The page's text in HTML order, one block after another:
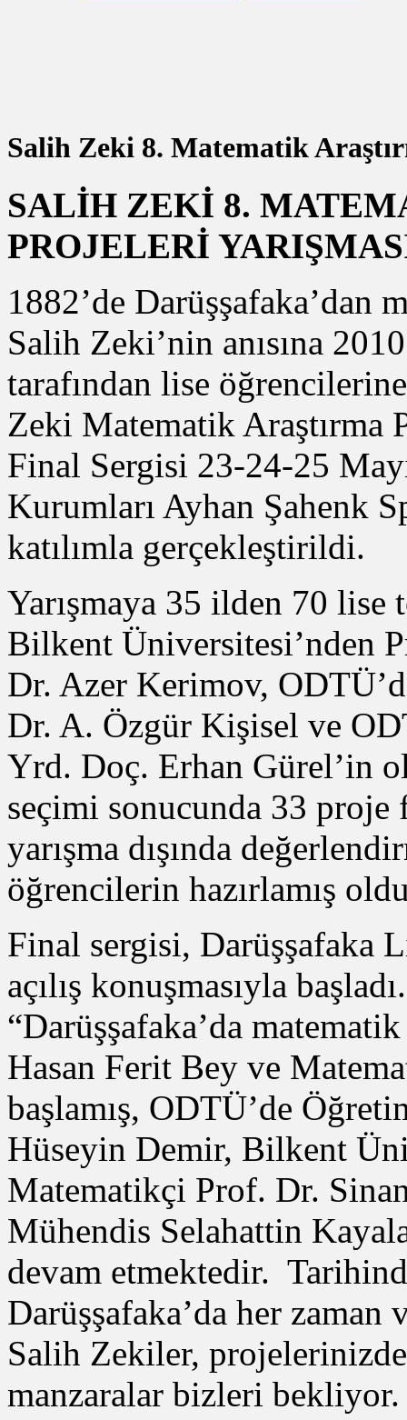
Salih Zeki 8. Matematik
SALİH ZEKİ 8.
PROJELERİ
1882’de Darüşşafaka’dan
Salih Zeki’nin anısına
tarafından lise
Zeki Matematik Araştırma
Final Sergisi 23-24-25
Kurumları Ayhan Şahenk
katılımla gerçekleştirildi.
Yarışmaya 35 ilden 70
Bilkent Üniversitesi’nden
Dr. Azer Kerimov,
Dr. A. Özgür Kişisel ve
Yrd. Doç. Erhan Gürel’in
seçimi sonucunda 33 proje
yarışma dışında
öğrencilerin hazırlamış
Final sergisi, Darüşşafaka
açılış konuşmasıyla
“Darüşşafaka’da
Hasan Ferit Bey ve
başlamış, ODTÜ’de
Hüseyin Demir, Bilkent
Matematikçi Prof. Dr.
Mühendis Selahattin
devam etmektedir.
Darüşşafaka’da her
Salih Zekiler,
manzaralar bizleri bekliyor.